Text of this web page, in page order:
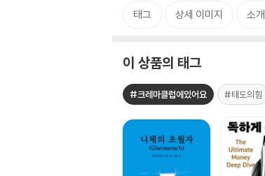
태그 상세 이미지 소개
이 상품의 태그
#크레마클럽에있어요 #태도의힘